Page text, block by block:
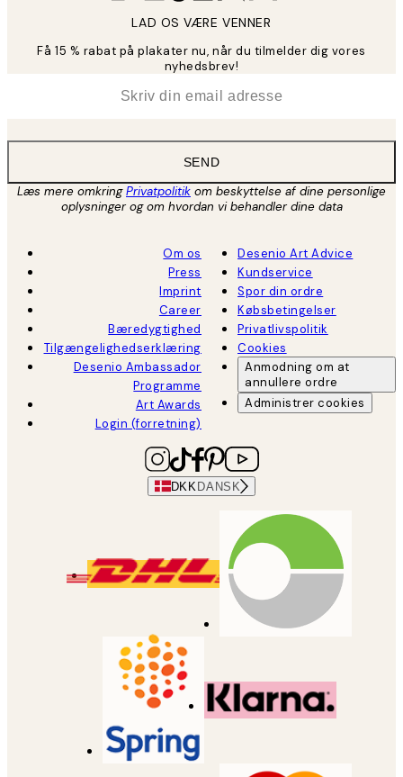
LAD OS VÆRE VENNER
Få 15 % rabat på plakater nu, når du tilmelder dig vores
nyhedsbrev!
SEND
Læs mere omkringPrivatpolitik om beskyttelse af dine personlige
oplysninger og om hvordan vi behandler dine data
Om os
Press
Imprint
Career
Bæredygtighed
Tilgængelighedserklæring
Desenio Ambassador
Programme
Art Awards
Login (forretning)
Desenio Art Advice
Kundservice
Spor din ordre
Købsbetingelser
Privatlivspolitik
Cookies
Anmodning om at
annullere ordre
Administrer cookies
DKK DANSK